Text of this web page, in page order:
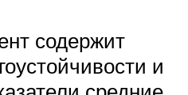
содержит
и